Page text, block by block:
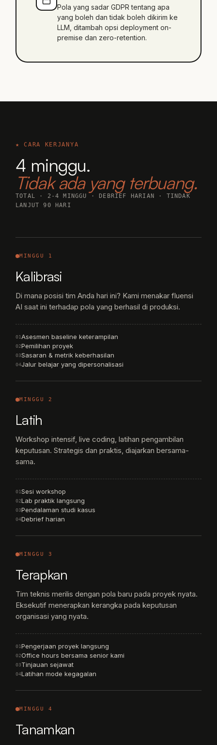
Pola yang sadar GDPR tentang apa
yang boleh dan tidak boleh dikirim ke
LLM, ditambah opsi deployment on-
premise dan zero-retention.
★ CARA KERJANYA
4 minggu.
Tidak ada yang terbuang.
TOTAL · 2-4 MINGGU · DEBRIEF HARIAN · TINDAK
LANJUT 90 HARI
MINGGU 1
Kalibrasi
Di mana posisi tim Anda hari ini? Kami menakar fluensi
AI saat ini terhadap pola yang berhasil di produksi.
01Asesmen baseline keterampilan
02Pemilihan proyek
03Sasaran & metrik keberhasilan
04Jalur belajar yang dipersonalisasi
MINGGU 2
Latih
Workshop intensif, live coding, latihan pengambilan
keputusan. Strategis dan praktis, diajarkan bersama-
sama.
01Sesi workshop
02Lab praktik langsung
03Pendalaman studi kasus
04Debrief harian
MINGGU 3
Terapkan
Tim teknis merilis dengan pola baru pada proyek nyata.
Eksekutif menerapkan kerangka pada keputusan
organisasi yang nyata.
01Pengerjaan proyek langsung
02Office hours bersama senior kami
03Tinjauan sejawat
04Latihan mode kegagalan
MINGGU 4
Tanamkan